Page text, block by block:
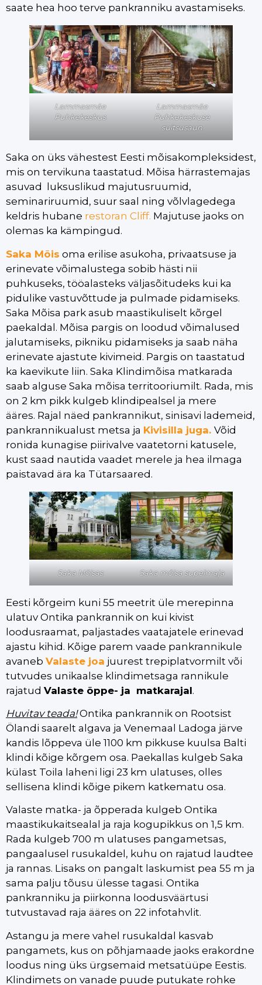
saate hea hoo terve pankranniku avastamiseks.
Lammasmäe
Puhkekeskus
Lammasmäe
Puhkekeskuse
suitsusaun
Saka on üks vähestest Eesti mõisakompleksidest,
mis on tervikuna taastatud. Mõisa härrastemajas
asuvad luksuslikud majutusruumid,
seminariruumid, suur saal ning võlvlagedega
keldris hubane restoran Cliff. Majutuse jaoks on
olemas ka kämpingud.
Saka Mõis oma erilise asukoha, privaatsuse ja
erinevate võimalustega sobib hästi nii
puhkuseks, tööalasteks väljasõitudeks kui ka
pidulike vastuvõttude ja pulmade pidamiseks.
Saka Mõisa park asub maastikuliselt kõrgel
paekaldal. Mõisa pargis on loodud võimalused
jalutamiseks, pikniku pidamiseks ja saab näha
erinevate ajastute kivimeid. Pargis on taastatud
ka kaevikute liin. Saka Klindimõisa matkarada
saab alguse Saka mõisa territooriumilt. Rada, mis
on 2 km pikk kulgeb klindipealsel ja mere
ääres. Rajal näed pankrannikut, sinisavi lademeid,
pankrannikualust metsa ja Kivisilla juga. Võid
ronida kunagise piirivalve vaatetorni katusele,
kust saad nautida vaadet merele ja hea ilmaga
paistavad ära ka Tütarsaared.
Saka Mõisas Saka mõisa supelmaja
Eesti kõrgeim kuni 55 meetrit üle merepinna
ulatuv Ontika pankrannik on kui kivist
loodusraamat, paljastades vaatajatele erinevad
ajastu kihid. Kõige parem vaade pankrannikule
avaneb Valaste joa juurest trepiplatvormilt või
tutvudes unikaalse klindimetsaga rannikule
rajatud Valaste õppe- ja matkarajal.
Huvitav teada!Ontika pankrannik on Rootsist
Ölandi saarelt algava ja Venemaal Ladoga järve
kandis lõppeva üle 1100 km pikkuse kuulsa Balti
klindi kõige kõrgem osa. Paekallas kulgeb Saka
külast Toila laheni ligi 23 km ulatuses, olles
sellisena klindi kõige pikem katkematu osa.
Valaste matka- ja õpperada kulgeb Ontika
maastikukaitsealal ja raja kogupikkus on 1,5 km.
Rada kulgeb 700 m ulatuses pangametsas,
pangaalusel rusukaldel, kuhu on rajatud laudtee
ja rannas. Lisaks on pangalt laskumist pea 55 m ja
sama palju tõusu ülesse tagasi. Ontika
pankranniku ja piirkonna loodusväärtusi
tutvustavad raja ääres on 22 infotahvlit.
Astangu ja mere vahel rusukaldal kasvab
pangamets, kus on põhjamaade jaoks erakordne
loodus ning üks ürgsemaid metsatüüpe Eestis.
Klindimets on vanade puude putukate rohke